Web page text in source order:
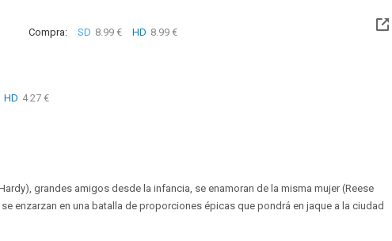
Compra: SD 8.99 € HD 8.99 €
HD 4.27 €
grandes amigos desde la infancia, se enamoran de la misma mujer (Reese
enzarzan en una batalla de proporciones épicas que pondrá en jaque a la ciudad